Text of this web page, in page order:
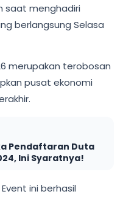
saat menghadiri
berlangsung Selasa
merupakan terobosan
pusat ekonomi
Pendaftaran Duta
Ini Syaratnya!
ini berhasil